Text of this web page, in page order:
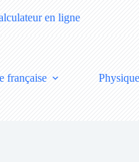
en ligne
française Physique